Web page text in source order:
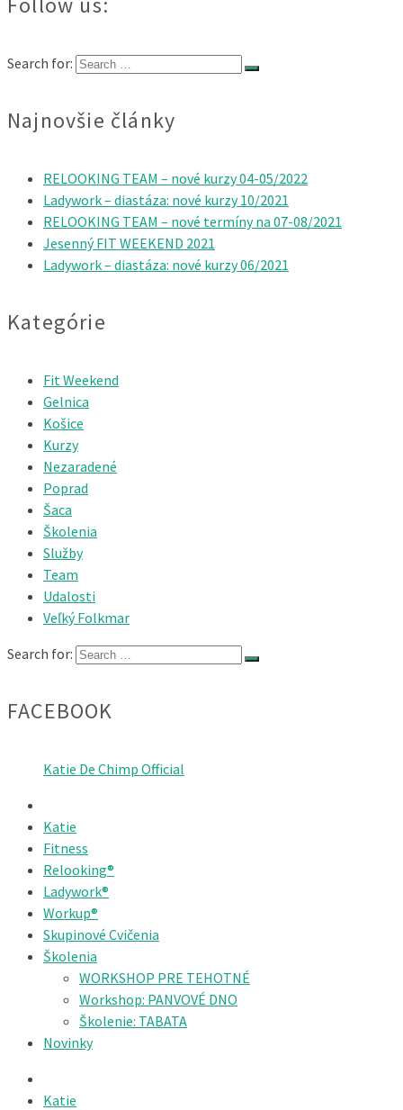
Search for:
Najnovšie články
RELOOKING TEAM – nové kurzy 04-05/2022
Ladywork – diastáza: nové kurzy 10/2021
RELOOKING TEAM – nové termíny na 07-08/2021
Jesenný FIT WEEKEND 2021
Ladywork – diastáza: nové kurzy 06/2021
Kategórie
Fit Weekend
Gelnica
Košice
Kurzy
Nezaradené
Poprad
Šaca
Školenia
Služby
Team
Udalosti
Veľký Folkmar
Search for:
FACEBOOK
Katie De Chimp Official
Katie
Fitness
Relooking®
Ladywork®
Workup®
Skupinové Cvičenia
Školenia
WORKSHOP PRE TEHOTNÉ
Workshop: PANVOVÉ DNO
Školenie: TABATA
Novinky
Katie